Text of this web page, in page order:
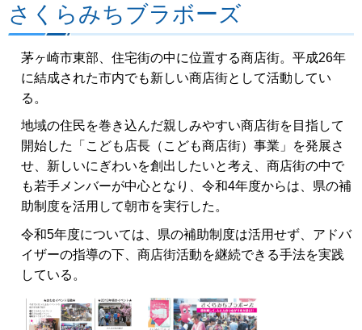
さくらみちブラボーズ
茅ヶ崎市東部、住宅街の中に位置する商店街。平成26年
に結成された市内でも新しい商店街として活動してい
る。
地域の住民を巻き込んだ親しみやすい商店街を目指して
開始した「こども店長（こども商店街）事業」を発展さ
せ、新しいにぎわいを創出したいと考え、商店街の中で
も若手メンバーが中心となり、令和4年度からは、県の補
助制度を活用して朝市を実行した。
令和5年度については、県の補助制度は活用せず、アドバ
イザーの指導の下、商店街活動を継続できる手法を実践
している。